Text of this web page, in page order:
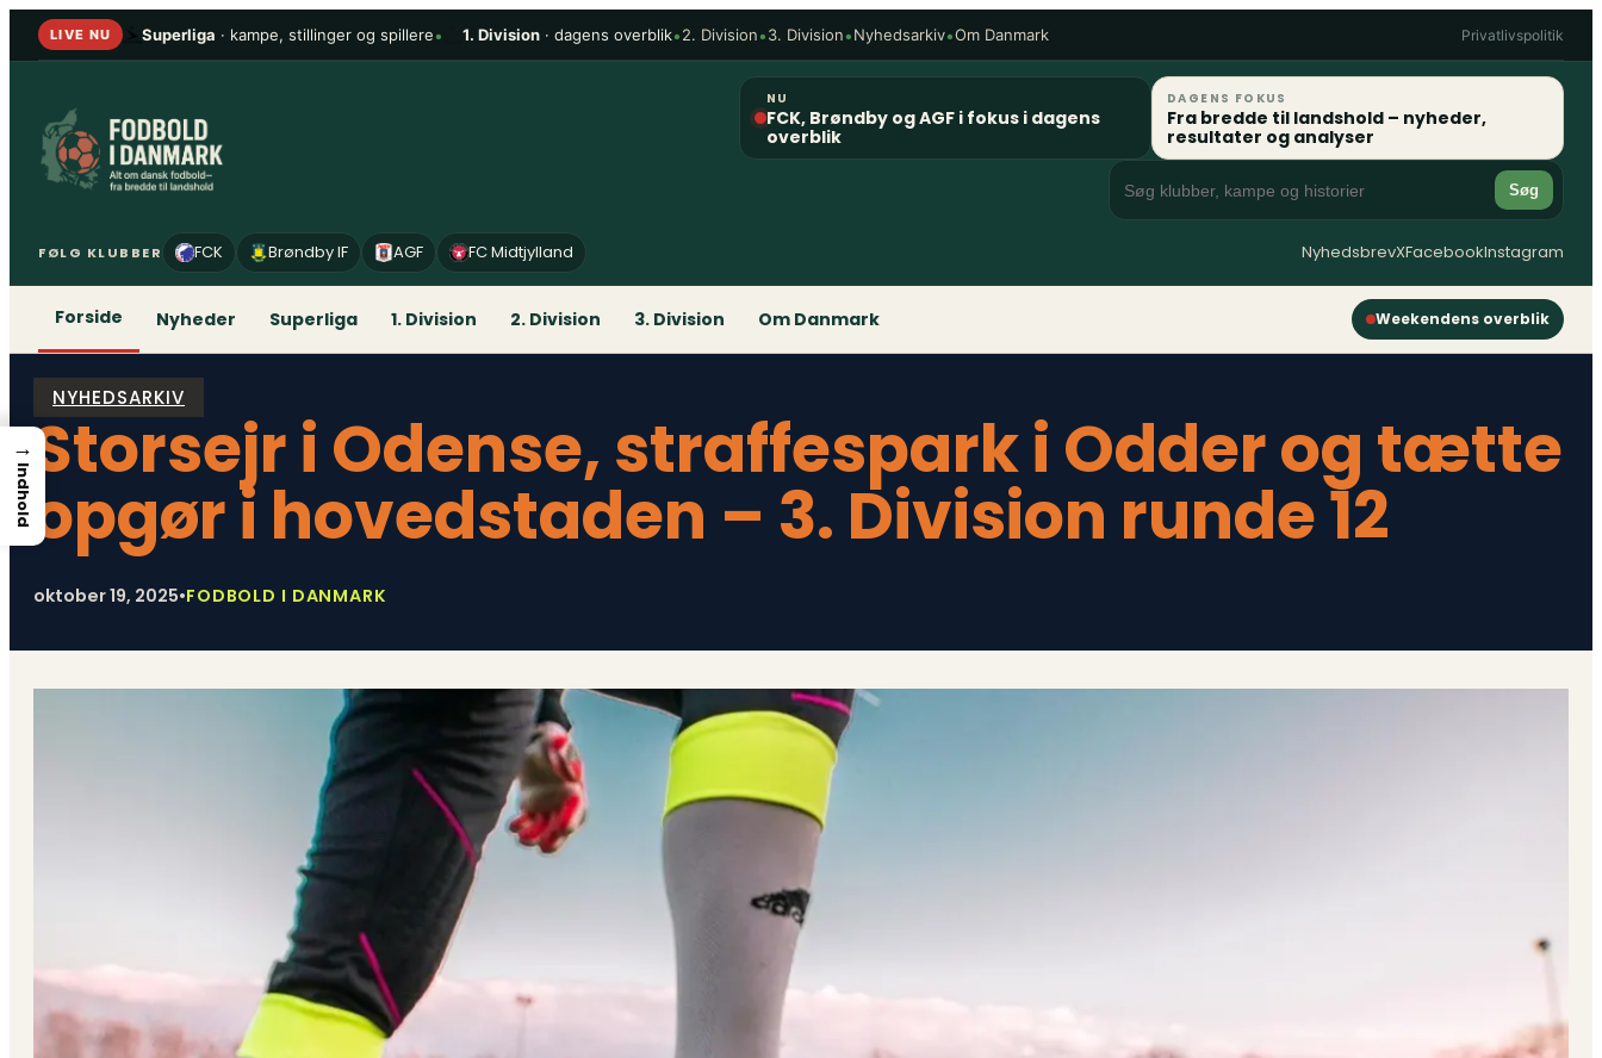
Spring
LIVE NU Superliga · kampe, stillinger og spillere• 1. Division · dagens overblik•2. Division•3. Division•Nyhedsarkiv•Om Danmark Privatlivspolitik
NU
FCK, Brøndby og AGF i fokus i dagens
overblik
DAGENS FOKUS
Fra bredde til landshold – nyheder,
resultater og analyser
Søg
FØLG KLUBBER FCK Brøndby IF AGF FC Midtjylland NyhedsbrevXFacebookInstagram
Forside Nyheder Superliga 1. Division 2. Division 3. Division Om Danmark Weekendens overblik
NYHEDSARKIV
Storsejr i Odense, straffespark i Odder og tætte
opgør i hovedstaden – 3. Division runde 12
oktober 19, 2025•FODBOLD I DANMARK
→
Indhold